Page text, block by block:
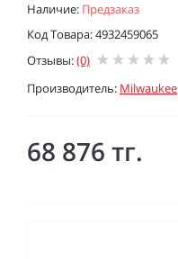
Наличие: Предзаказ
Код Товара: 4932459065
Отзывы:(0)
Производитель: Milwaukee
68 876 тг.